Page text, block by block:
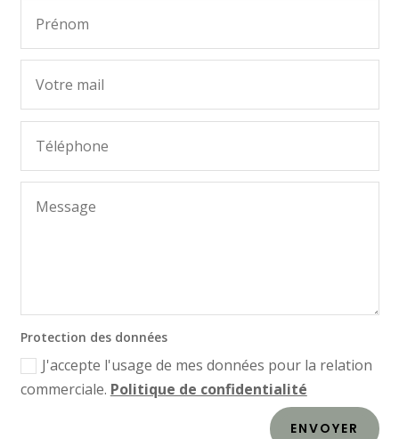
Protection des données
J'accepte l'usage de mes données pour la relation
commerciale. Politique de confidentialité
ENVOYER